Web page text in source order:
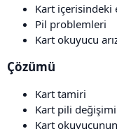
Kart içerisindeki
Pil problemleri
Kart okuyucu
Çözümü​
Kart tamiri
Kart pili değişimi
Kart